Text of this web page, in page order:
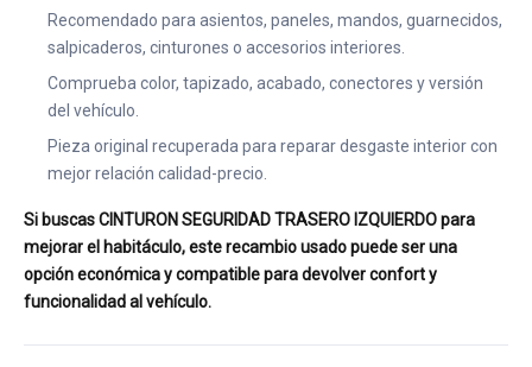
Recomendado para asientos, paneles, mandos, guarnecidos,
salpicaderos, cinturones o accesorios interiores.
Comprueba color, tapizado, acabado, conectores y versión
del vehículo.
Pieza original recuperada para reparar desgaste interior con
mejor relación calidad-precio.
Si buscas CINTURON SEGURIDAD TRASERO IZQUIERDO para
mejorar el habitáculo, este recambio usado puede ser una
opción económica y compatible para devolver confort y
funcionalidad al vehículo.